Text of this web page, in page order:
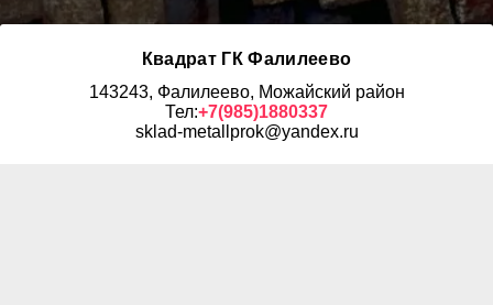
Квадрат ГК Фалилеево
143243, Фалилеево, Можайский район
Тел:+7(985)1880337
sklad-metallprok@yandex.ru